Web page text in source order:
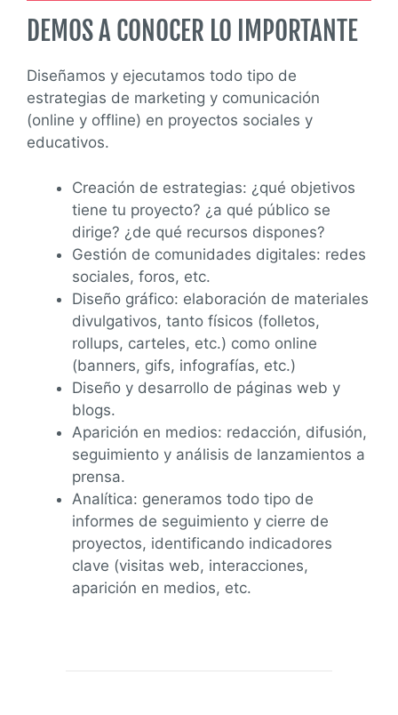
DEMOS A CONOCER LO IMPORTANTE
Diseñamos y ejecutamos todo tipo de
estrategias de marketing y comunicación
(online y offline) en proyectos sociales y
educativos.
Creación de estrategias: ¿qué objetivos
tiene tu proyecto? ¿a qué público se
dirige? ¿de qué recursos dispones?
Gestión de comunidades digitales: redes
sociales, foros, etc.
Diseño gráfico: elaboración de materiales
divulgativos, tanto físicos (folletos,
rollups, carteles, etc.) como online
(banners, gifs, infografías, etc.)
Diseño y desarrollo de páginas web y
blogs.
Aparición en medios: redacción, difusión,
seguimiento y análisis de lanzamientos a
prensa.
Analítica: generamos todo tipo de
informes de seguimiento y cierre de
proyectos, identificando indicadores
clave (visitas web, interacciones,
aparición en medios, etc.